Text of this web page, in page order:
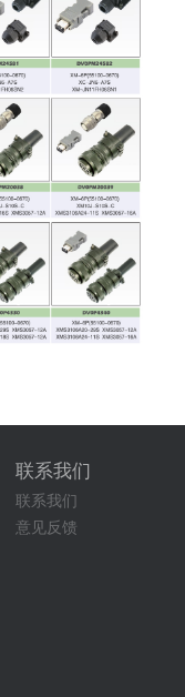
联系我们
联系我们
意见反馈